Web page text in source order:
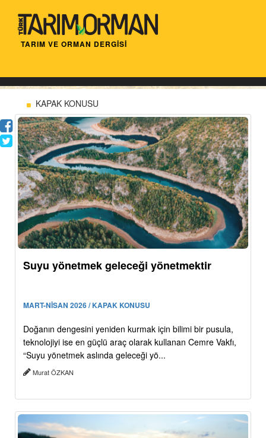
TARIM VE ORMAN DERGİSİ
KAPAK KONUSU
Suyu yönetmek geleceği yönetmektir
MART-NİSAN 2026 / KAPAK KONUSU
Doğanın dengesini yeniden kurmak için bilimi bir pusula,
teknolojiyi ise en güçlü araç olarak kullanan Cemre Vakfı,
“Suyu yönetmek aslında geleceği yö...
Murat ÖZKAN